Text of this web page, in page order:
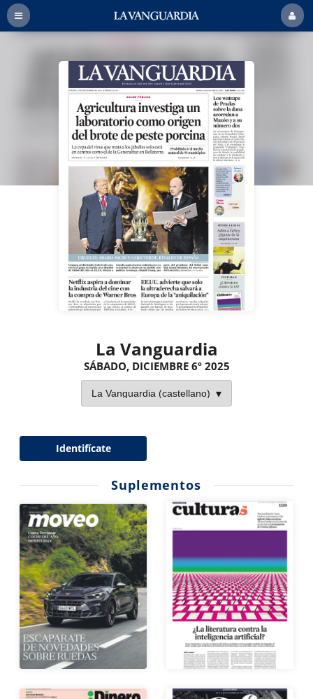
La Vanguardia
SÁBADO, DICIEMBRE 6º 2025
Identifícate
Suplementos